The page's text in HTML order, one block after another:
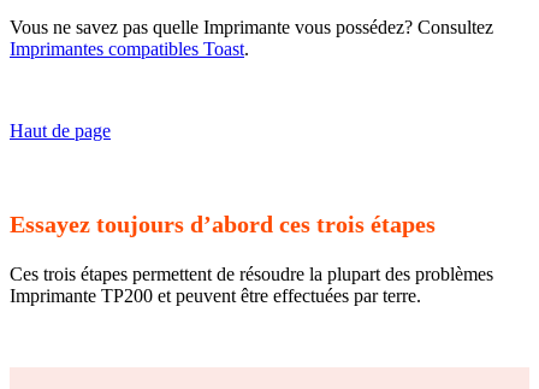
Vous ne savez pas quelle Imprimante vous possédez? Consultez
Imprimantes compatibles Toast.
Haut de page
Essayez toujours d’abord ces trois étapes
Ces trois étapes permettent de résoudre la plupart des problèmes
Imprimante TP200 et peuvent être effectuées par terre.